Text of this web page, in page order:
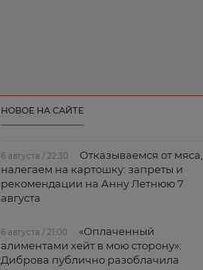
НОВОЕ НА САЙТЕ
6 августа / 22:30
Отказываемся от мяса,
налегаем на картошку: запреты и
рекомендации на Анну Летнюю 7
августа
6 августа / 21:00
«Оплаченный
алиментами хейт в мою сторону»:
Диброва публично разоблачила